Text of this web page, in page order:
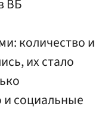
ВБ
количество и
их стало
социальные